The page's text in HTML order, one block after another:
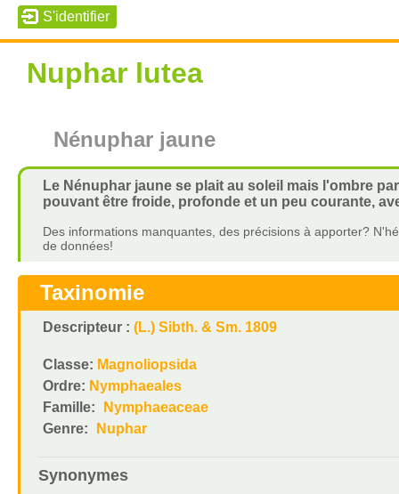
Nuphar lutea
Nénuphar jaune
Le Nénuphar jaune se plait au soleil mais l'ombre
pouvant être froide, profonde et un peu courante,
Des informations manquantes, des précisions à apporter?
de données!
Taxinomie
Descripteur : (L.) Sibth. & Sm. 1809
Classe: Magnoliopsida
Ordre: Nymphaeales
Famille:
Nymphaeaceae
Genre:
Nuphar
Synonymes